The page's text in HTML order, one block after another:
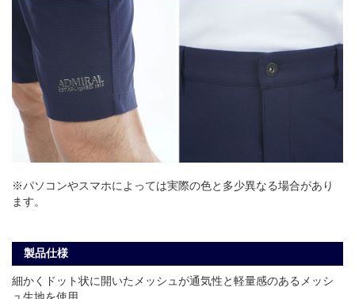
※パソコンやスマホによっては実際の色と多少異なる場合があり
ます。
製品仕様
細かくドット状に開いたメッシュが通気性と軽量感のあるメッシ